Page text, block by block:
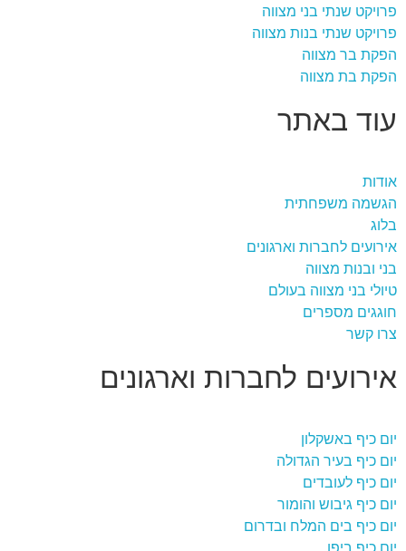
פרויקט שנתי בני מצווה
פרויקט שנתי בנות מצווה
הפקת בר מצווה
הפקת בת מצווה
עוד באתר
אודות
הגשמה משפחתית
בלוג
אירועים לחברות וארגונים
בני ובנות מצווה
טיולי בני מצווה בעולם
חוגגים מספרים
צרו קשר
אירועים לחברות וארגונים
יום כיף באשקלון
יום כיף בעיר הגדולה
יום כיף לעובדים
יום כיף גיבוש והומור
יום כיף בים המלח ובדרום
יום כיף ביפו